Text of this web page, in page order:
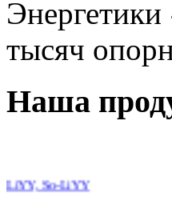
тысяч
Наша